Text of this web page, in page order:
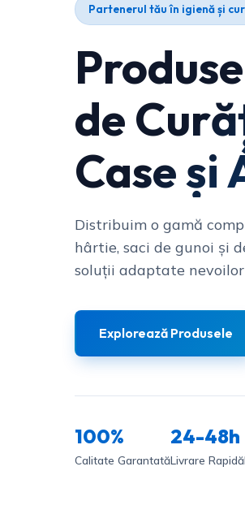
Partenerul tău în igienă și
de
Case și
Distribuim o gamă
hârtie, saci de gunoi și
soluții adaptate
Explorează Produsele
100%
Calitate Garantată
24-48h
Livrare Rapidă